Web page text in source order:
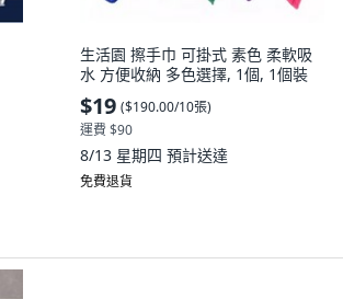
生活園 擦手巾 可掛式 素色 柔軟吸
水 方便收納 多色選擇, 1個, 1個裝
$19 ($190.00/10張)
運費 $90
8/13 星期四 預計送達
免費退貨